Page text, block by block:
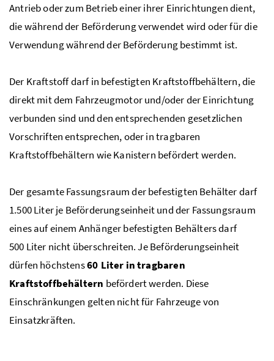
Antrieb oder zum Betrieb einer ihrer Einrichtungen dient,
die während der Beförderung verwendet wird oder für die
Verwendung während der Beförderung bestimmt ist.
Der Kraftstoff darf in befestigten Kraftstoffbehältern, die
direkt mit dem Fahrzeugmotor und/oder der Einrichtung
verbunden sind und den entsprechenden gesetzlichen
Vorschriften entsprechen, oder in tragbaren
Kraftstoffbehältern wie Kanistern befördert werden.
Der gesamte Fassungsraum der befestigten Behälter darf
1.500 Liter je Beförderungseinheit und der Fassungsraum
eines auf einem Anhänger befestigten Behälters darf
500 Liter nicht überschreiten. Je Beförderungseinheit
dürfen höchstens60 Liter in tragbaren
Kraftstoffbehältern befördert werden. Diese
Einschränkungen gelten nicht für Fahrzeuge von
Einsatzkräften.